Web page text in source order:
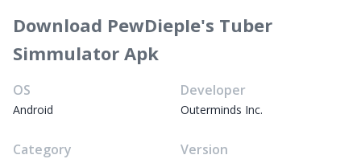
Download PewDiepIe's Tuber
Simmulator Apk
OS
Android
Developer
Outerminds Inc.
Category Version